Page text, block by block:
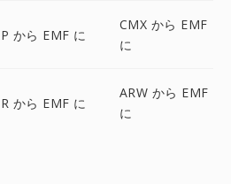
から EMF に
CMX から EMF
に
から EMF に
ARW から EMF
に